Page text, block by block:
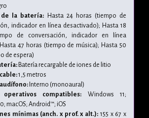
de la batería: Hasta 24 horas (tiempo de
indicador en línea desactivado); Hasta 18
de conversación, indicador en línea
47 horas (tiempo de música); Hasta 50
de espera)
Batería recargable de iones de litio
1,5 metros
Interno (monoaural)
operativos compatibles: Windows 11;
macOS; Android™; iOS
mínimas (anch. x prof. x alt.): 155 x 67 x